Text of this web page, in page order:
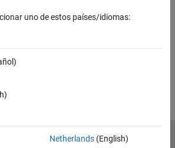
uno de estos países/idiomas:
Netherlands(English)
Marcas comerciales